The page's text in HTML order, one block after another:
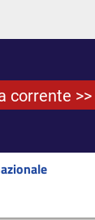
corrente >>